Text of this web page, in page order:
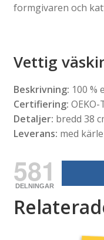
formgivaren och
Vettig
Beskrivning: 100 %
Certifiering: OEKO-
Detaljer: bredd 38
Leverans: med
581
DELNINGAR